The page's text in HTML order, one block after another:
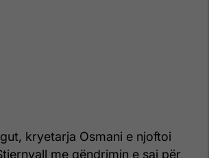
kryetarja Osmani e njoftoi
me qëndrimin e saj për